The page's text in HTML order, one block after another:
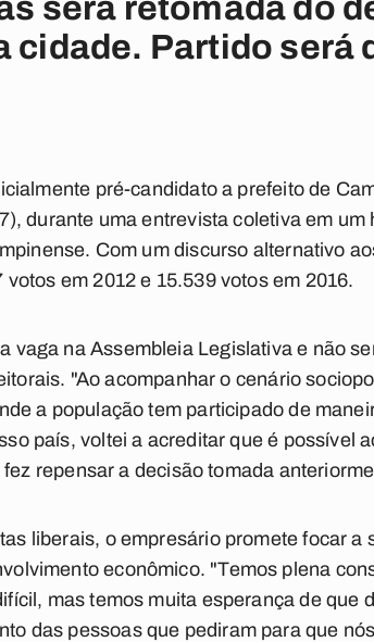
será retomada do
cidade. Partido será
pré-candidato a prefeito de
durante uma entrevista coletiva em
Com um discurso alternativo
em 2012 e 15.539 votos em 2016.
vaga na Assembleia Legislativa e não
"Ao acompanhar o cenário
a população tem participado de
país, voltei a acreditar que é possível
repensar a decisão tomada
liberais, o empresário promete focar
econômico. "Temos plena
mas temos muita esperança de que
das pessoas que pediram para que